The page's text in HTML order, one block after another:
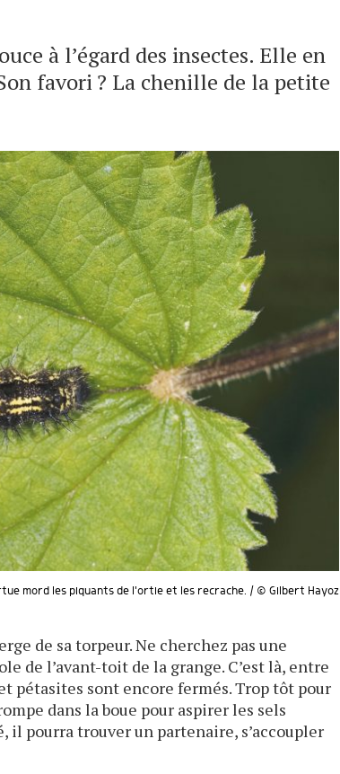
à l’égard des insectes. Elle en
favori ? La chenille de la petite
mord les piquants de l'ortie et les recrache. / © Gilbert Hayoz
de sa torpeur. Ne cherchez pas une
de l’avant-toit de la grange. C’est là, entre
pétasites sont encore fermés. Trop tôt pour
dans la boue pour aspirer les sels
il pourra trouver un partenaire, s’accoupler